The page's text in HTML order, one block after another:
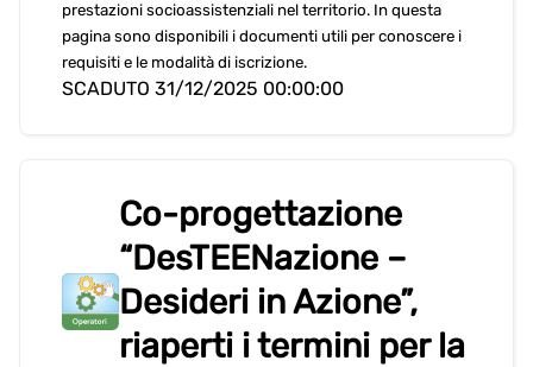
prestazioni socioassistenziali nel territorio. In questa
pagina sono disponibili i documenti utili per conoscere i
requisiti e le modalità di iscrizione.
SCADUTO 31/12/2025 00:00:00
Co-progettazione
“DesTEENazione –
Desideri in Azione”,
riaperti i termini per la